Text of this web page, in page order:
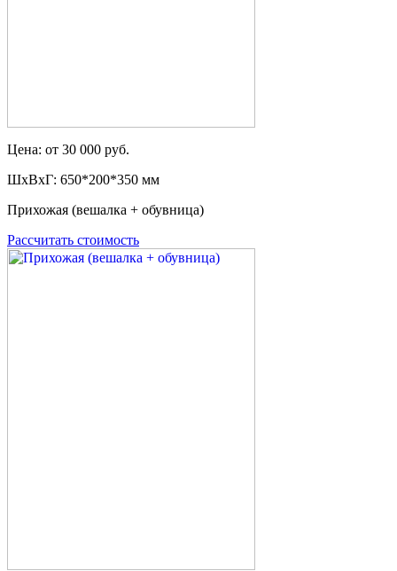
Цена: от 30 000 руб.
ШxВxГ: 650*200*350 мм
Прихожая (вешалка + обувница)
Рассчитать стоимость